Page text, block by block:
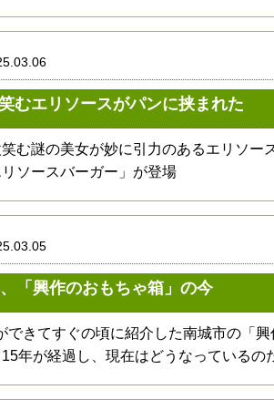
むエリソースがパンに挟まれた
む謎の美女が妙に引力のあるエリソー
ソースバーガー」が登場
「興作のおもちゃ箱」の今
できてすぐの頃に紹介した南城市の「興
年が経過し、現在はどうなっているの